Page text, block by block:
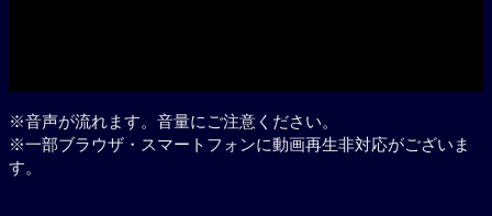
※音声が流れます。音量にご注意ください。
※一部ブラウザ・スマートフォンに動画再生非対応がございま
す。